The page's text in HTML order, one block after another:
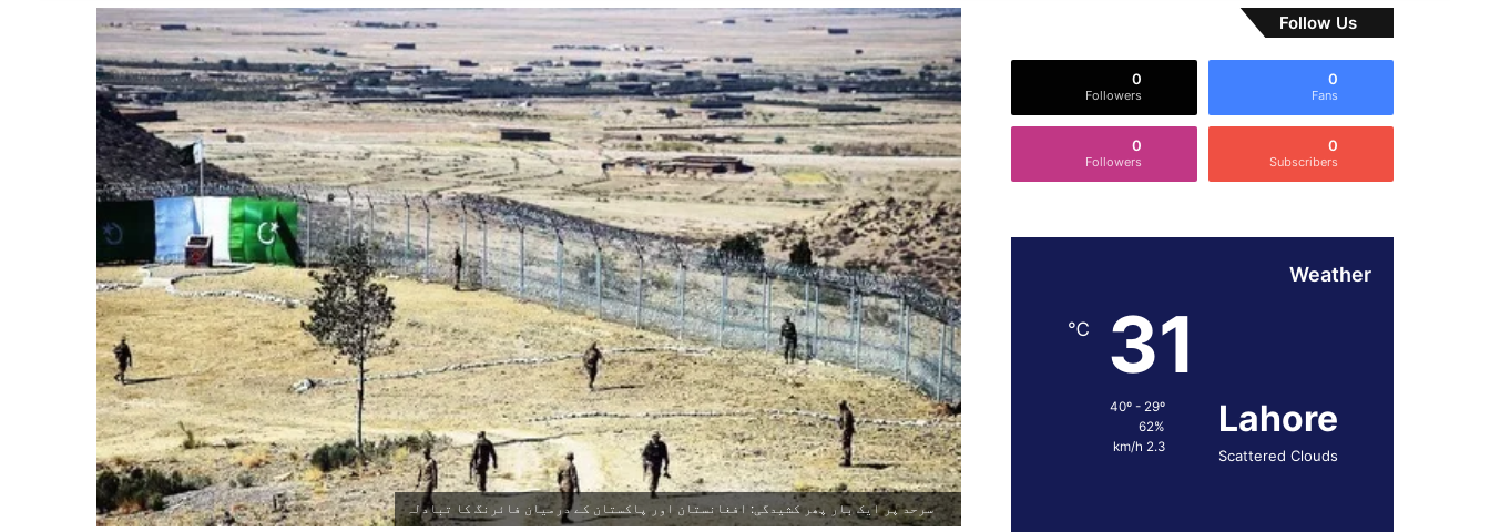
سرحد پر ایک بار پھر کشیدگی: افغانستان اور پاکستان کے درمیان فائرنگ کا تبادلہ
Follow Us
0
Fans
0
Followers
0
Subscribers
0
Followers
Weather
Lahore
Scattered Clouds
31
℃
40º - 29º
62%
2.3 km/h